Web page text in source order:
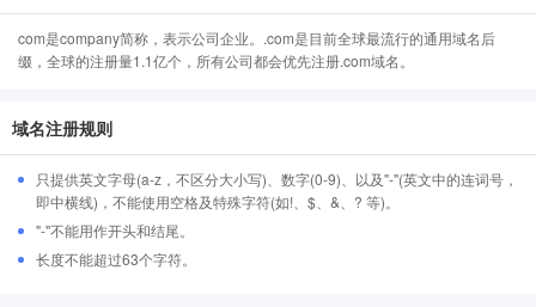
com是company简称，表示公司企业。.com是目前全球最流行的通用域名后
缀，全球的注册量1.1亿个，所有公司都会优先注册.com域名。
域名注册规则
只提供英文字母(a-z，不区分大小写)、数字(0-9)、以及"-"(英文中的连词号，
即中横线)，不能使用空格及特殊字符(如!、$、&、? 等)。
"-"不能用作开头和结尾。
长度不能超过63个字符。